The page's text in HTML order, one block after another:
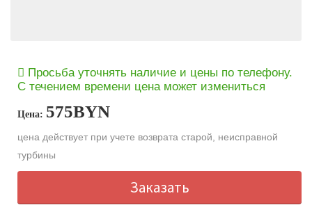
Просьба уточнять наличие и цены по телефону.
С течением времени цена может измениться
Цена: 575BYN
цена действует при учете возврата старой, неисправной
турбины
Заказать